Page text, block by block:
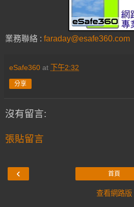
業務聯絡 : faraday@esafe360.com
eSafe360 at 下午2:32
分享
沒有留言:
張貼留言
‹ 首頁
查看網路版